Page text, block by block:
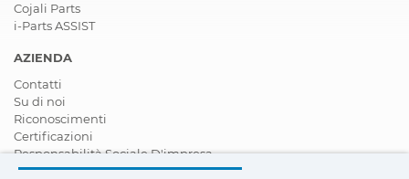
Cojali Parts
i-Parts ASSIST
AZIENDA
Contatti
Su di noi
Riconoscimenti
Certificazioni
Responsabilità Sociale D'impresa
Diventare rivenditore